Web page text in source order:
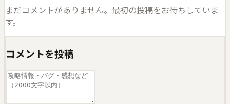
まだコメントがありません。最初の投稿をお待ちしていま
す。
コメントを投稿